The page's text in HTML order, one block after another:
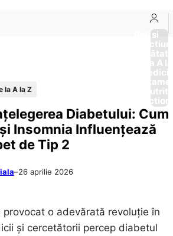
Boli si
Afectiuni
Sănătate
de la A
la A la Z
Diabetului: Cum
Insomnia Influențează
de Tip 2
–26 aprilie 2026
o adevărată revoluție în
și cercetătorii percep diabetul